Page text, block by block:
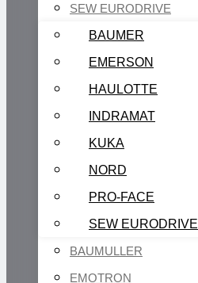
SEW EURODRIVE
BAUMER
EMERSON
HAULOTTE
INDRAMAT
KUKA
NORD
PRO-FACE
SEW EURODRIVE
BAUMULLER
EMOTRON